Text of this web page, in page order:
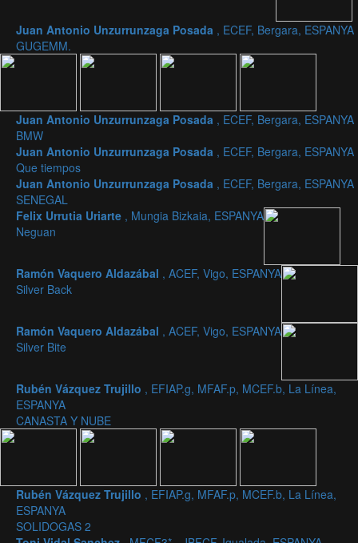
Juan Antonio Unzurrunzaga Posada , ECEF, Bergara, ESPANYA
GUGEMM.
Juan Antonio Unzurrunzaga Posada , ECEF, Bergara, ESPANYA
BMW
Juan Antonio Unzurrunzaga Posada , ECEF, Bergara, ESPANYA
Que tiempos
Juan Antonio Unzurrunzaga Posada , ECEF, Bergara, ESPANYA
SENEGAL
Felix Urrutia Uriarte , Mungia Bizkaia, ESPANYA
Neguan
Ramón Vaquero Aldazábal , ACEF, Vigo, ESPANYA
Silver Back
Ramón Vaquero Aldazábal , ACEF, Vigo, ESPANYA
Silver Bite
Rubén Vázquez Trujillo , EFIAP.g, MFAF.p, MCEF.b, La Línea,
ESPANYA
CANASTA Y NUBE
Rubén Vázquez Trujillo , EFIAP.g, MFAF.p, MCEF.b, La Línea,
ESPANYA
SOLIDOGAS 2